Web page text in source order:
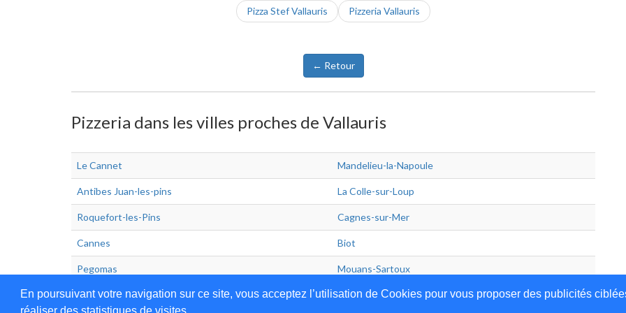
En poursuivant votre navigation sur ce site, vous acceptez l’utilisation de Cookies pour vous proposer des publicités
réaliser des statistiques de visites.
Pizza Stef Vallauris Pizzeria Vallauris
← Retour
Pizzeria dans les villes proches de Vallauris
Le Cannet Mandelieu-la-Napoule
Antibes Juan-les-pins La Colle-sur-Loup
Roquefort-les-Pins Cagnes-sur-Mer
Cannes Biot
Pegomas Mouans-Sartoux